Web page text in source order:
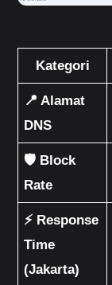
Kategori
📍 Alamat
DNS
🛡️ Block
Rate
⚡ Response
Time
(Jakarta)